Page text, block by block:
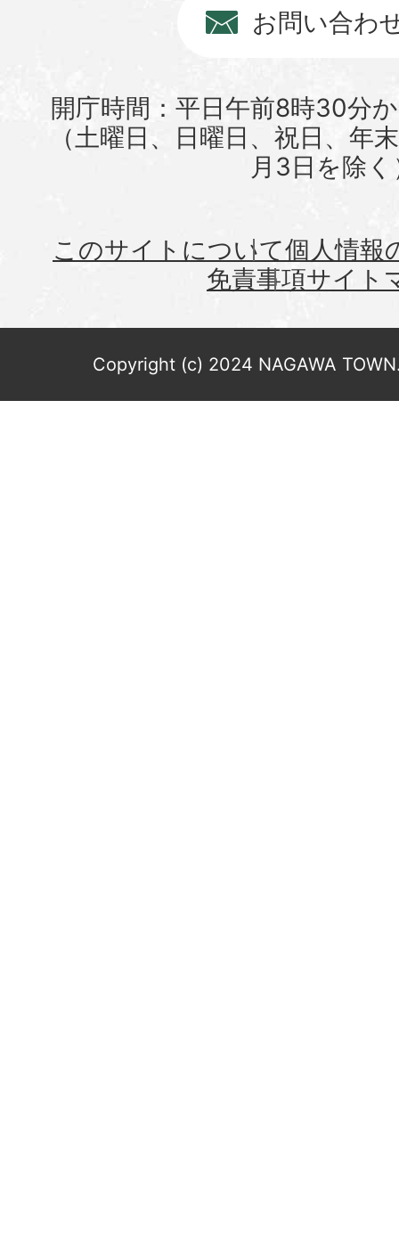
お問い合わ
開庁時間：平日午前8時30分
（土曜日、日曜日、祝日、年
月3日を除く
このサイトについて個人情報
免責事項サイト
Copyright (c) 2024 NAGAWA